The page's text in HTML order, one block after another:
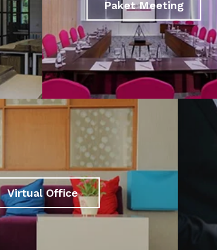
Paket Meeting
Virtual Office